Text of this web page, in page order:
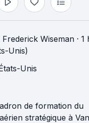
Frederick Wiseman ·
Unis)
Unis
de formation du
stratégique à